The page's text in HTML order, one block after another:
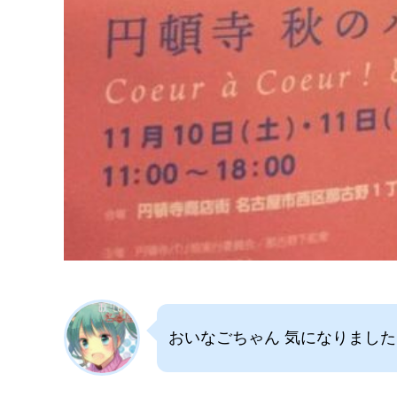
おいなごちゃん 気になりまし